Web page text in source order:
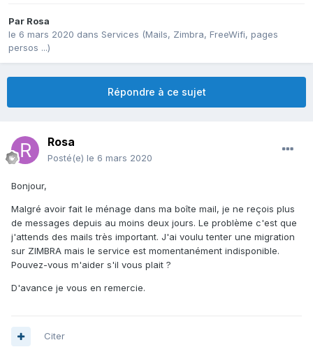
Par Rosa
le 6 mars 2020 dans Services (Mails, Zimbra, FreeWifi, pages
persos ...)
Répondre à ce sujet
Rosa
Posté(e) le 6 mars 2020
Bonjour,
Malgré avoir fait le ménage dans ma boîte mail, je ne reçois plus
de messages depuis au moins deux jours. Le problème c'est que
j'attends des mails très important. J'ai voulu tenter une migration
sur ZIMBRA mais le service est momentanément indisponible.
Pouvez-vous m'aider s'il vous plait ?
D'avance je vous en remercie.
Citer